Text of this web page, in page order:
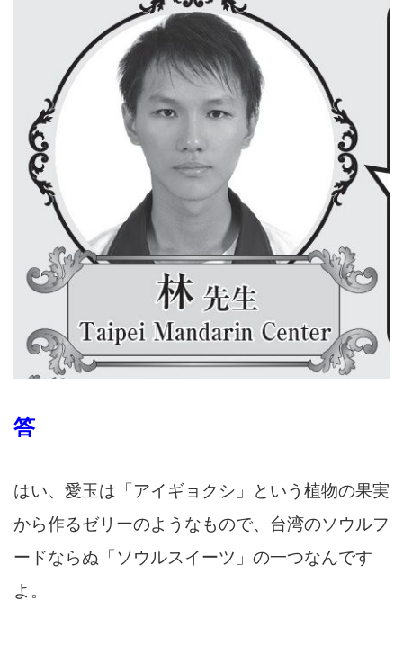
答
はい、愛玉は「アイギョクシ」という 植物の果実
から作るゼリーのようなもので、 台湾のソウルフ
ードならぬ「ソウルスイーツ」の一つなんです
よ。